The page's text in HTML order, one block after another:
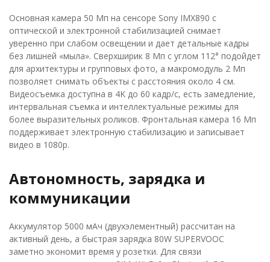
Основная камера 50 Мп на сенсоре Sony IMX890 с
оптической и электронной стабилизацией снимает
уверенно при слабом освещении и дает детальные кадры
без лишней «мыла». Сверхширик 8 Мп с углом 112° подойдет
для архитектуры и групповых фото, а макромодуль 2 Мп
позволяет снимать объекты с расстояния около 4 см.
Видеосъемка доступна в 4K до 60 кадр/с, есть замедление,
интервальная съемка и интеллектуальные режимы для
более выразительных роликов. Фронтальная камера 16 Мп
поддерживает электронную стабилизацию и записывает
видео в 1080p.
Автономность, зарядка и
коммуникации
Аккумулятор 5000 мАч (двухэлементный) рассчитан на
активный день, а быстрая зарядка 80W SUPERVOOC
заметно экономит время у розетки. Для связи